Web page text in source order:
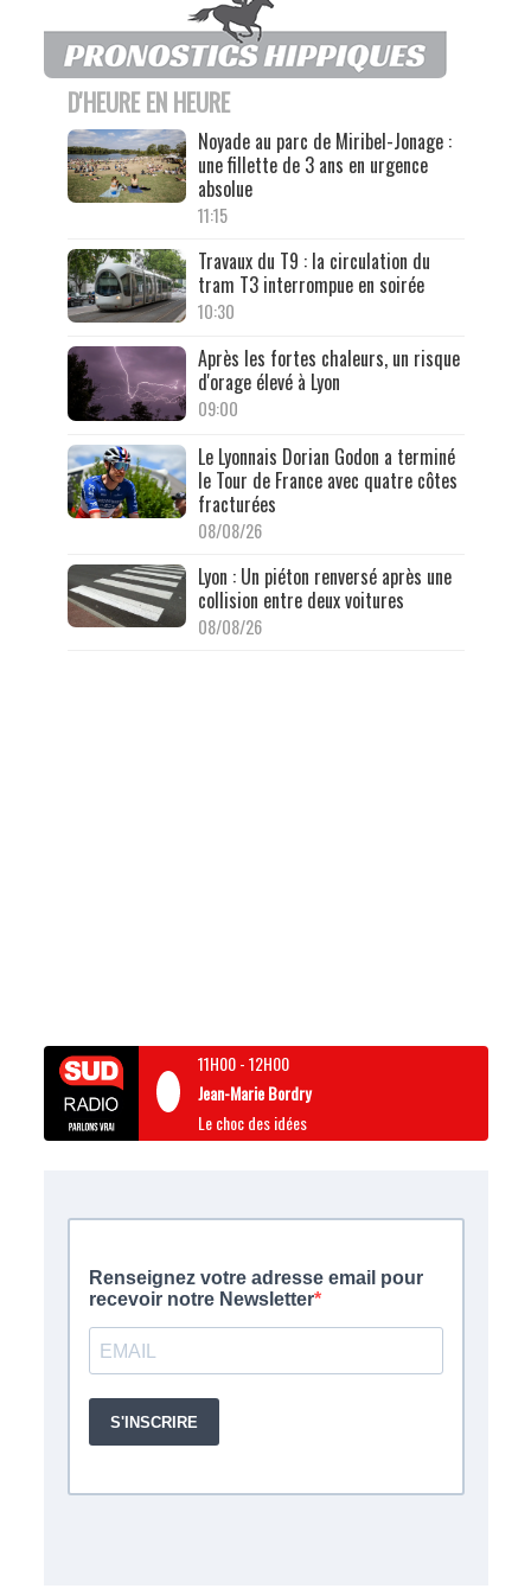
D'HEURE EN HEURE
Noyade au parc de Miribel-Jonage :
une fillette de 3 ans en urgence
absolue
11:15
Travaux du T9 : la circulation du
tram T3 interrompue en soirée
10:30
Après les fortes chaleurs, un risque
d'orage élevé à Lyon
09:00
Le Lyonnais Dorian Godon a terminé
le Tour de France avec quatre côtes
fracturées
08/08/26
Lyon : Un piéton renversé après une
collision entre deux voitures
08/08/26
11H00-12H00
Jean-Marie Bordry
Le choc des idées